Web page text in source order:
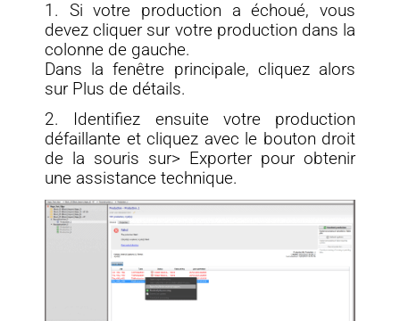
1. Si votre production a échoué, vous
devez cliquer sur votre production dans la
colonne de gauche.
Dans la fenêtre principale, cliquez alors
sur Plus de détails.
2. Identifiez ensuite votre production
défaillante et cliquez avec le bouton droit
de la souris sur> Exporter pour obtenir
une assistance technique.